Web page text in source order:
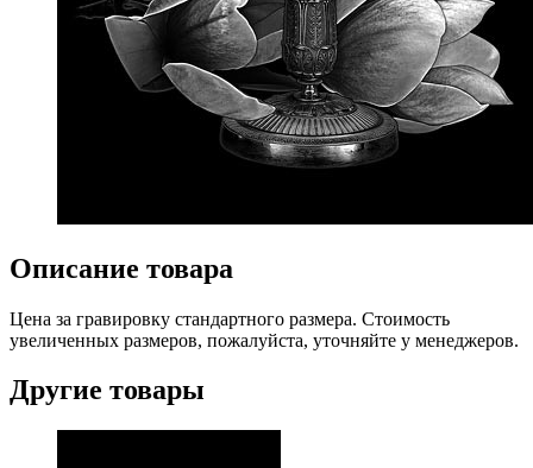
Описание товара
Цена за гравировку стандартного размера. Стоимость
увеличенных размеров, пожалуйста, уточняйте у менеджеров.
Другие товары